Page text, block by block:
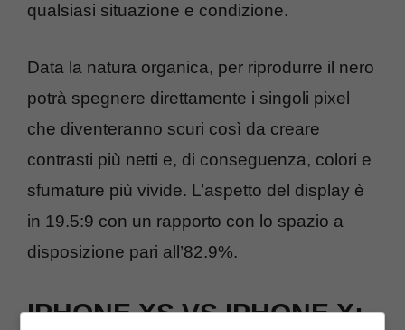
qualsiasi situazione e condizione.
Data la natura organica, per riprodurre il nero
potrà spegnere direttamente i singoli pixel
che diventeranno scuri così da creare
contrasti più netti e, di conseguenza, colori e
sfumature più vivide. L’aspetto del display è
in 19.5:9 con un rapporto con lo spazio a
disposizione pari all’82.9%.
IPHONE XS VS IPHONE X: